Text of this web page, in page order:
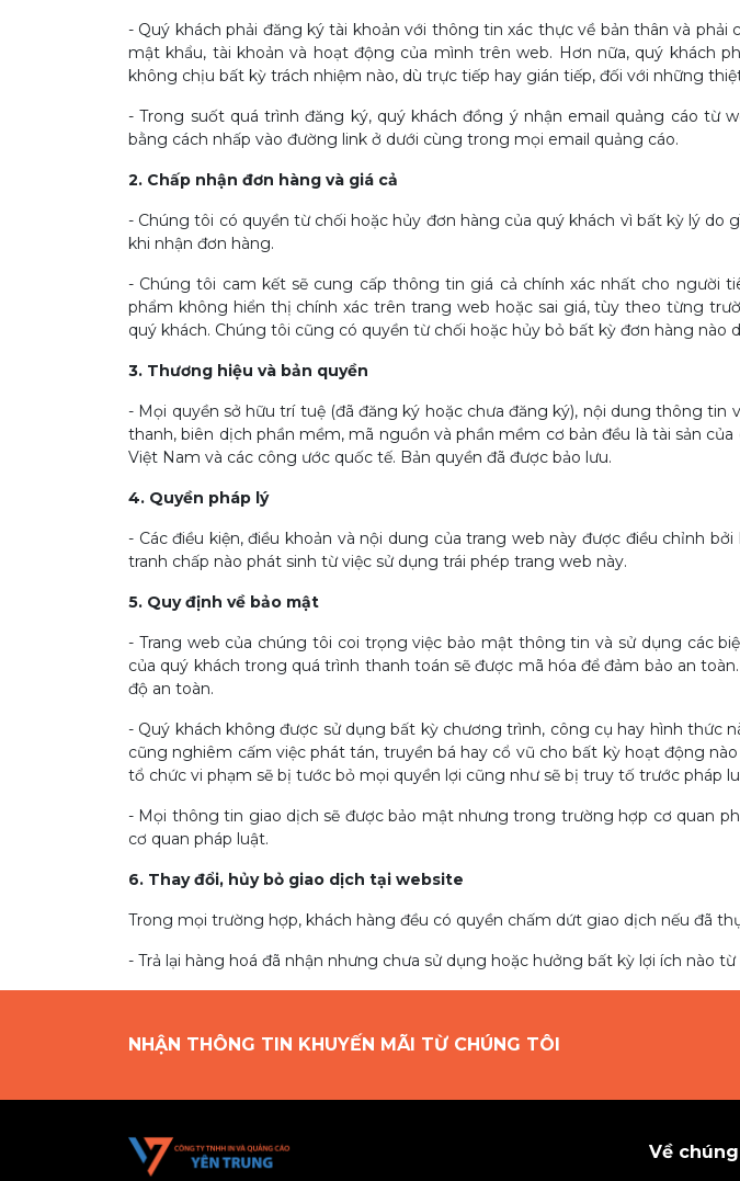
- Quý khách phải đăng ký tài khoản với thông tin xác thực về bản thân và
mật khẩu, tài khoản và hoạt động của mình trên web. Hơn nữa, quý khách
không chịu bất kỳ trách nhiệm nào, dù trực tiếp hay gián tiếp, đối với những
- Trong suốt quá trình đăng ký, quý khách đồng ý nhận email quảng cáo từ
bằng cách nhấp vào đường link ở dưới cùng trong mọi email quảng cáo.
2. Chấp nhận đơn hàng và giá cả
- Chúng tôi có quyền từ chối hoặc hủy đơn hàng của quý khách vì bất kỳ lý
khi nhận đơn hàng.
- Chúng tôi cam kết sẽ cung cấp thông tin giá cả chính xác nhất cho người
phẩm không hiển thị chính xác trên trang web hoặc sai giá, tùy theo từng
quý khách. Chúng tôi cũng có quyền từ chối hoặc hủy bỏ bất kỳ đơn hàng nào
3. Thương hiệu và bản quyền
- Mọi quyền sở hữu trí tuệ (đã đăng ký hoặc chưa đăng ký), nội dung thông tin
thanh, biên dịch phần mềm, mã nguồn và phần mềm cơ bản đều là tài sản
Việt Nam và các công ước quốc tế. Bản quyền đã được bảo lưu.
4. Quyền pháp lý
- Các điều kiện, điều khoản và nội dung của trang web này được điều chỉnh
tranh chấp nào phát sinh từ việc sử dụng trái phép trang web này.
5. Quy định về bảo mật
- Trang web của chúng tôi coi trọng việc bảo mật thông tin và sử dụng các
của quý khách trong quá trình thanh toán sẽ được mã hóa để đảm bảo an
độ an toàn.
- Quý khách không được sử dụng bất kỳ chương trình, công cụ hay hình thức
cũng nghiêm cấm việc phát tán, truyền bá hay cổ vũ cho bất kỳ hoạt động
tổ chức vi phạm sẽ bị tước bỏ mọi quyền lợi cũng như sẽ bị truy tố trước pháp
- Mọi thông tin giao dịch sẽ được bảo mật nhưng trong trường hợp cơ quan
cơ quan pháp luật.
6. Thay đổi, hủy bỏ giao dịch tại website
Trong mọi trường hợp, khách hàng đều có quyền chấm dứt giao dịch nếu đã
- Trả lại hàng hoá đã nhận nhưng chưa sử dụng hoặc hưởng bất kỳ lợi ích nào
NHẬN THÔNG TIN KHUYẾN MÃI TỪ CHÚNG TÔI
Về